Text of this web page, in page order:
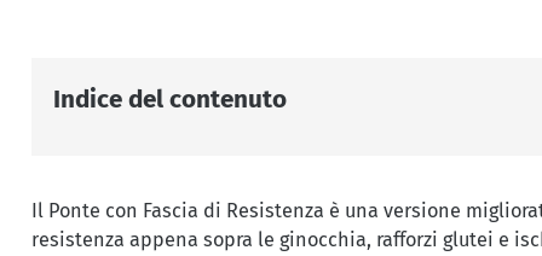
Indice del contenuto
Il Ponte con Fascia di Resistenza è una versione
resistenza appena sopra le ginocchia, rafforzi glutei e